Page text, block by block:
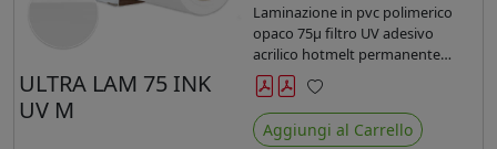
ULTRA LAM 75 INK
UV M
Laminazione in pvc polimerico
opaco 75µ filtro UV adesivo
acrilico hotmelt permanente
specifico per stampe con
inchiostri UV durata 7 anni indoor
e 5 outdoor. Dotato di certificato
ignifugo Bs1d0.
Preferiti
Aggiungi al Carrello